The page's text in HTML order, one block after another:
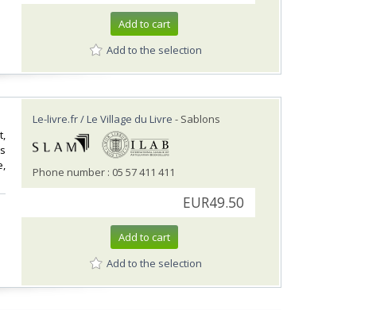
Add to cart
Add to the selection
Le-livre.fr / Le Village du Livre - Sablons
Phone number : 05 57 411 411
EUR49.50
Add to cart
Add to the selection